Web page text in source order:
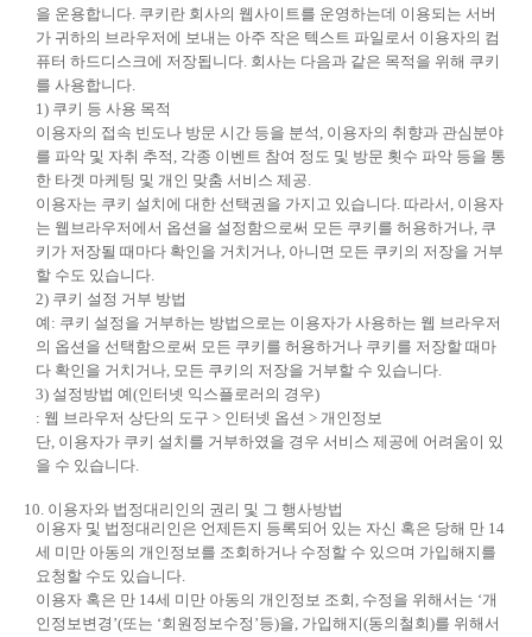
을 운용합니다. 쿠키란 회사의 웹사이트를 운영하는데 이용되는 서버
가 귀하의 브라우저에 보내는 아주 작은 텍스트 파일로서 이용자의 컴
퓨터 하드디스크에 저장됩니다. 회사는 다음과 같은 목적을 위해 쿠키
를 사용합니다.
1) 쿠키 등 사용 목적
이용자의 접속 빈도나 방문 시간 등을 분석, 이용자의 취향과 관심분야
를 파악 및 자취 추적, 각종 이벤트 참여 정도 및 방문 횟수 파악 등을 통
한 타겟 마케팅 및 개인 맞춤 서비스 제공.
이용자는 쿠키 설치에 대한 선택권을 가지고 있습니다. 따라서, 이용자
는 웹브라우저에서 옵션을 설정함으로써 모든 쿠키를 허용하거나, 쿠
키가 저장될 때마다 확인을 거치거나, 아니면 모든 쿠키의 저장을 거부
할 수도 있습니다.
2) 쿠키 설정 거부 방법
예: 쿠키 설정을 거부하는 방법으로는 이용자가 사용하는 웹 브라우저
의 옵션을 선택함으로써 모든 쿠키를 허용하거나 쿠키를 저장할 때마
다 확인을 거치거나, 모든 쿠키의 저장을 거부할 수 있습니다.
3) 설정방법 예(인터넷 익스플로러의 경우)
: 웹 브라우저 상단의 도구 > 인터넷 옵션 > 개인정보
단, 이용자가 쿠키 설치를 거부하였을 경우 서비스 제공에 어려움이 있
을 수 있습니다.
10. 이용자와 법정대리인의 권리 및 그 행사방법
이용자 및 법정대리인은 언제든지 등록되어 있는 자신 혹은 당해 만 14
세 미만 아동의 개인정보를 조회하거나 수정할 수 있으며 가입해지를
요청할 수도 있습니다.
이용자 혹은 만 14세 미만 아동의 개인정보 조회, 수정을 위해서는 ‘개
인정보변경’(또는 ‘회원정보수정’등)을, 가입해지(동의철회)를 위해서